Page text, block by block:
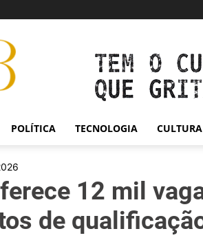
POLÍTICA TECNOLOGIA CULTURA
12 mil
de